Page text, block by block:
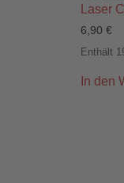
Laser
6,90 €
Enthält
In den